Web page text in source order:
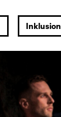
Inklusion